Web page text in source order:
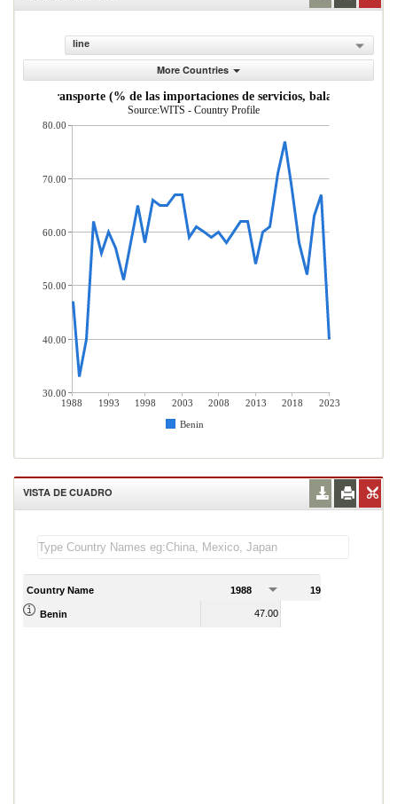
line
More Countries
de transporte (% de las importaciones de servicios, balanza de
Source:WITS - Country Profile
1988 1993 1998 2003 2008 2013 2018
2023
Benin
80.00
70.00
60.00
50.00
40.00
30.00
VISTA DE CUADRO
Country Name 1988 1989
Benin 47.00